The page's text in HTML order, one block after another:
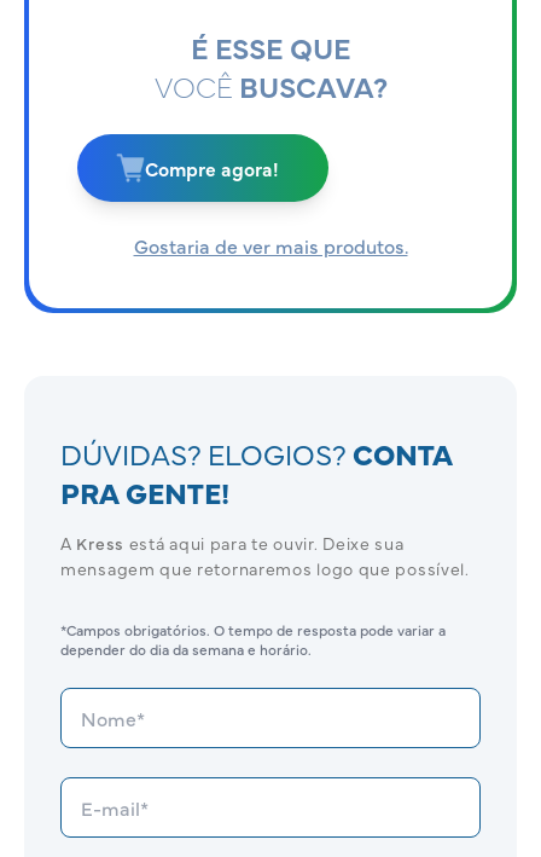
É ESSE QUE
VOCÊ BUSCAVA?
Compre agora!
Gostaria de ver mais produtos.
DÚVIDAS? ELOGIOS? CONTA
PRA GENTE!
A Kress está aqui para te ouvir. Deixe sua
mensagem que retornaremos logo que possível.
*Campos obrigatórios. O tempo de resposta pode variar a
depender do dia da semana e horário.